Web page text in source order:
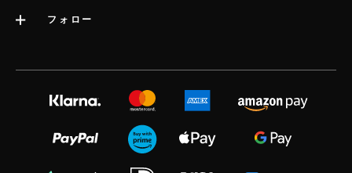
業界賞
プライバシーポリシー
cookieポリシー
satisfaction guarantee
よくある質問（一般）
カテゴリー
男性用アダルトグッズ
カップル向けアダルトグッズ
フォロー
facebook